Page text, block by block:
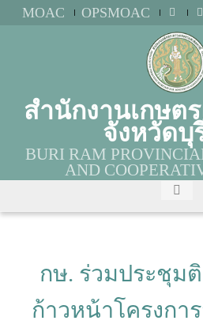
MOAC OPSMOAC
สำนักงานเกษต
จังหวัดบุ
BURI RAM
AND
กษ. ร่วมประชุม
ก้าวหน้าโครงกา